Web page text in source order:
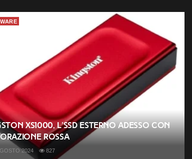
XS1000, l’SSD esterno adesso con
rossa
2024 827